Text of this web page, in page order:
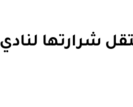
شرارتها لنادي